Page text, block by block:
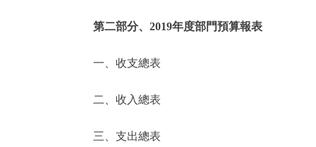
政民互動
12345網上接訴即辦
參與調查
走進北京
第二部分、2019年度部門預算報表
一、收支總表
二、收入總表
三、支出總表